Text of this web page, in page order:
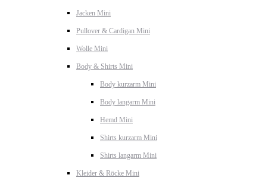
Jacken Mini
Pullover & Cardigan Mini
Wolle Mini
Body & Shirts Mini
Body kurzarm Mini
Body langarm Mini
Hemd Mini
Shirts kurzarm Mini
Shirts langarm Mini
Kleider & Röcke Mini